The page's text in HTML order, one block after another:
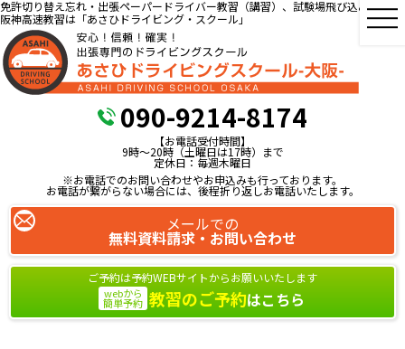
免許切り替え忘れ・出張ペーパードライバー教習（講習）、試験場飛び込み教習、
阪神高速教習は「あさひドライビング・スクール」
090-9214-8174
【お電話受付時間】
9時～20時（土曜日は17時）まで
定休日：毎週木曜日
※お電話でのお問い合わせやお申込みも行っております。
お電話が繋がらない場合には、後程折り返しお電話いたします。
メールでの
無料資料請求・お問い合わせ
ご予約は予約WEBサイトからお願いいたします
webから
簡単予約 教習のご予約はこちら